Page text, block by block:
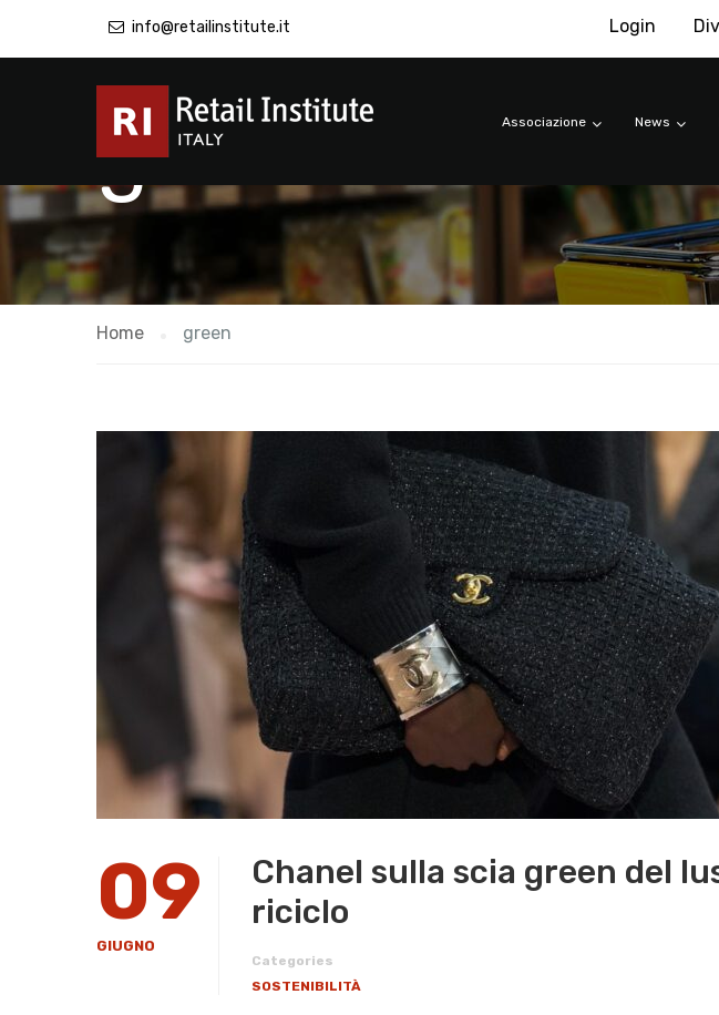
info@retailinstitute.it Login
Associazione News
green
Home green
09
GIUGNO
Chanel sulla scia green del
riciclo
Categories
SOSTENIBILITÀ